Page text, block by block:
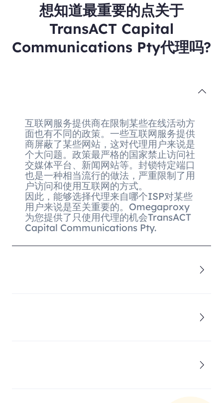
想知道最重要的点关于
TransACT Capital
Communications Pty代理吗?
互联网服务提供商在限制某些在线活动方
面也有不同的政策。一些互联网服务提供
商屏蔽了某些网站，这对代理用户来说是
个大问题。政策最严格的国家禁止访问社
交媒体平台、新闻网站等。封锁特定端口
也是一种相当流行的做法，严重限制了用
户访问和使用互联网的方式。
因此，能够选择代理来自哪个ISP对某些
用户来说是至关重要的。Omegaproxy
为您提供了只使用代理的机会TransACT
Capital Communications Pty.